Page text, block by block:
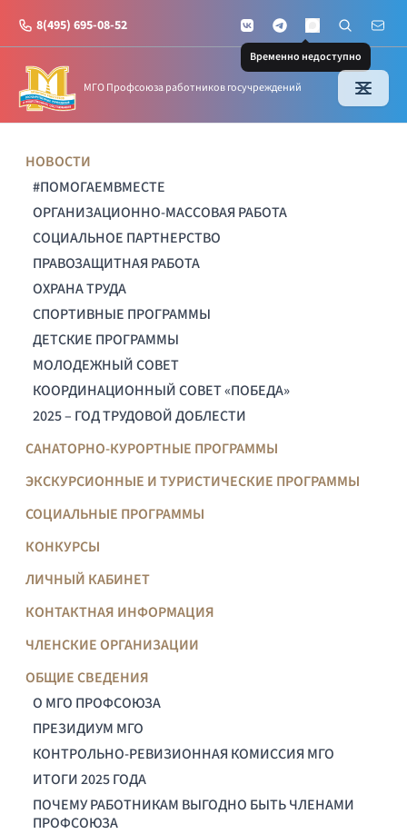
8(495) 695-08-52 VKontakteTelegramMAX
Временно недоступно
Поиск по
Почта
МГО Профсоюза работников госучреждений
НОВОСТИ
#ПОМОГАЕМВМЕСТЕ
ОРГАНИЗАЦИОННО-МАССОВАЯ РАБОТА
СОЦИАЛЬНОЕ ПАРТНЕРСТВО
ПРАВОЗАЩИТНАЯ РАБОТА
ОХРАНА ТРУДА
СПОРТИВНЫЕ ПРОГРАММЫ
ДЕТСКИЕ ПРОГРАММЫ
МОЛОДЕЖНЫЙ СОВЕТ
КООРДИНАЦИОННЫЙ СОВЕТ «ПОБЕДА»
2025 – ГОД ТРУДОВОЙ ДОБЛЕСТИ
САНАТОРНО-КУРОРТНЫЕ ПРОГРАММЫ
ЭКСКУРСИОННЫЕ И ТУРИСТИЧЕСКИЕ ПРОГРАММЫ
СОЦИАЛЬНЫЕ ПРОГРАММЫ
КОНКУРСЫ
ЛИЧНЫЙ КАБИНЕТ
КОНТАКТНАЯ ИНФОРМАЦИЯ
ЧЛЕНСКИЕ ОРГАНИЗАЦИИ
ОБЩИЕ СВЕДЕНИЯ
О МГО ПРОФСОЮЗА
ПРЕЗИДИУМ МГО
КОНТРОЛЬНО-РЕВИЗИОННАЯ КОМИССИЯ МГО
ИТОГИ 2025 ГОДА
ПОЧЕМУ РАБОТНИКАМ ВЫГОДНО БЫТЬ ЧЛЕНАМИ
ПРОФСОЮЗА